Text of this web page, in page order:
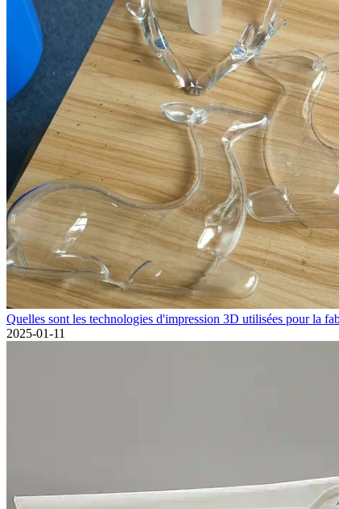
Quelles sont les technologies d'impression 3D utilisées pour la
2025-01-11